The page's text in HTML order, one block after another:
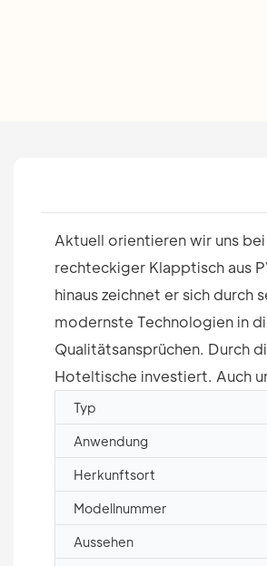
Aktuell orientieren wir uns
rechteckiger Klapptisch aus
hinaus zeichnet er sich
modernste Technologien in
Qualitätsansprüchen. Durch
Hoteltische investiert. Auch
Typ
Anwendung
Herkunftsort
Modellnummer
Aussehen